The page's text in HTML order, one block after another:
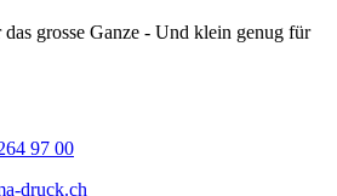
grosse Ganze - Und klein genug für
97 00
druck.ch